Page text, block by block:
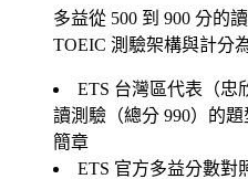
多益從 500 到 900 分的
TOEIC 測驗架構與計分
ETS 台灣區代表（忠
讀測驗（總分 990）的
簡章
ETS 官方多益分數對